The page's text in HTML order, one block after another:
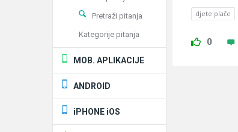
djete plače
0
Pretraži pitanja
Kategorije pitanja
MOB. APLIKACIJE
ANDROID
iPHONE iOS